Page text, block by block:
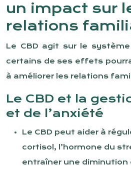
un impact sur
relations
Le CBD agit sur le
certains de ses effets
à améliorer les relations
Le CBD et la
et de l’anxiété
Le CBD peut aider à
cortisol, l’hormone du
entraîner une diminution